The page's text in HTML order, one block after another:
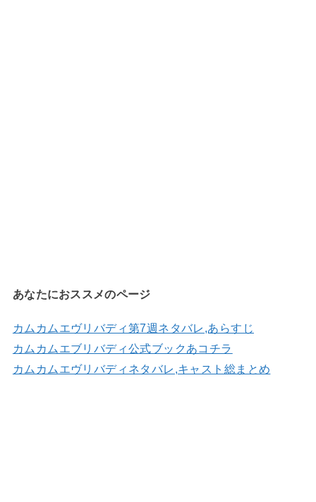
あなたにおススメのページ
カムカムエヴリバディ第7週ネタバレ,あらすじ
カムカムエブリバディ公式ブックあコチラ
カムカムエヴリバディネタバレ,キャスト総まとめ